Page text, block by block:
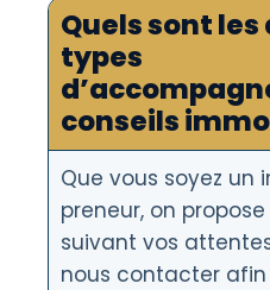
Quels sont
types
conseils
Que vous soyez un
preneur, on
suivant vos
nous contacter afin